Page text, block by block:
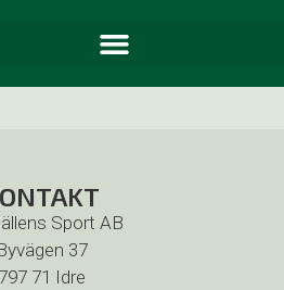
Sport AB
37
797 71 Idre